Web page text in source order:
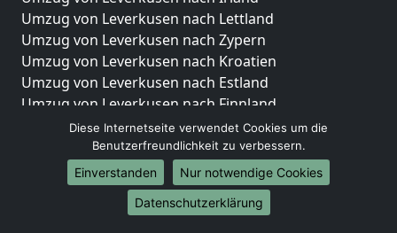
Umzug von Leverkusen nach Lettland
Umzug von Leverkusen nach Zypern
Umzug von Leverkusen nach Kroatien
Umzug von Leverkusen nach Estland
Umzug von Leverkusen nach Finnland
Umzug von Leverkusen nach Frankreich
Umzug von Leverkusen nach Griechenland
Umzug von Leverkusen nach Italien
Umzug von Leverkusen nach Liechtenstein
Umzug von Leverkusen nach Luxemburg
Diese Internetseite verwendet Cookies um die
Benutzerfreundlichkeit zu verbessern.
Einverstanden
Nur notwendige Cookies
Datenschutzerklärung